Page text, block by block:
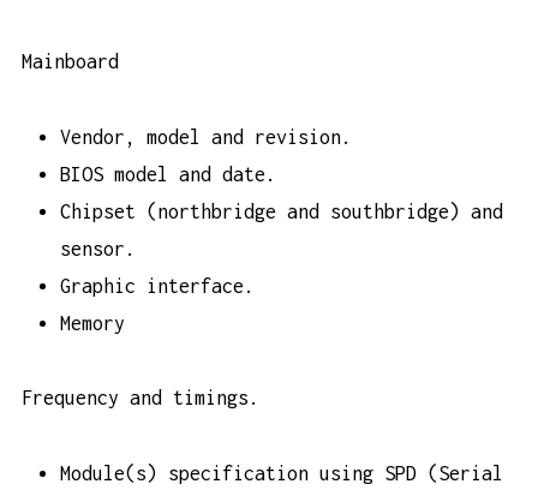
Mainboard
Vendor, model and revision.
BIOS model and date.
Chipset (northbridge and southbridge) and
sensor.
Graphic interface.
Memory
Frequency and timings.
Module(s) specification using SPD (Serial